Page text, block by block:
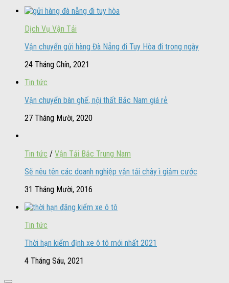
Dịch Vụ Vận Tải
Vận chuyển gửi hàng Đà Nẵng đi Tuy Hòa đi trong ngày
24 Tháng Chín, 2021
Tin tức
Vận chuyển bàn ghế, nội thất Bắc Nam giá rẻ
27 Tháng Mười, 2020
Tin tức / Vận Tải Bắc Trung Nam
Sẽ nêu tên các doanh nghiệp vận tải chây ì giảm cước
31 Tháng Mười, 2016
Tin tức
Thời hạn kiểm định xe ô tô mới nhất 2021
4 Tháng Sáu, 2021